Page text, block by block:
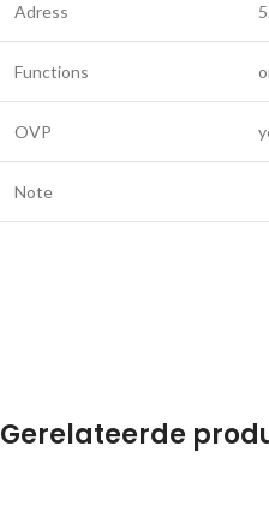
Adress
Functions
OVP
Note
Gerelateerde